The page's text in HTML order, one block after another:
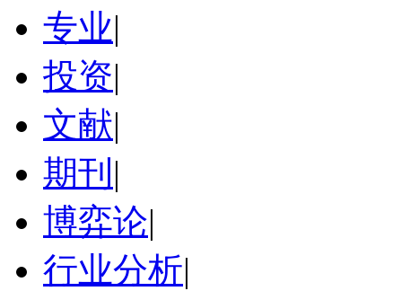
专业|
投资|
文献|
期刊 |
博弈论|
行业分析|